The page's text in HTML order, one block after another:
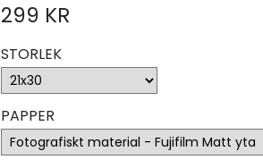
299 KR
STORLEK
PAPPER